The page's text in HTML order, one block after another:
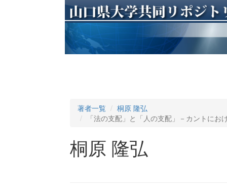
著者一覧
桐原 隆弘
「法の支配」と「人の支配」－カントに
桐原 隆弘